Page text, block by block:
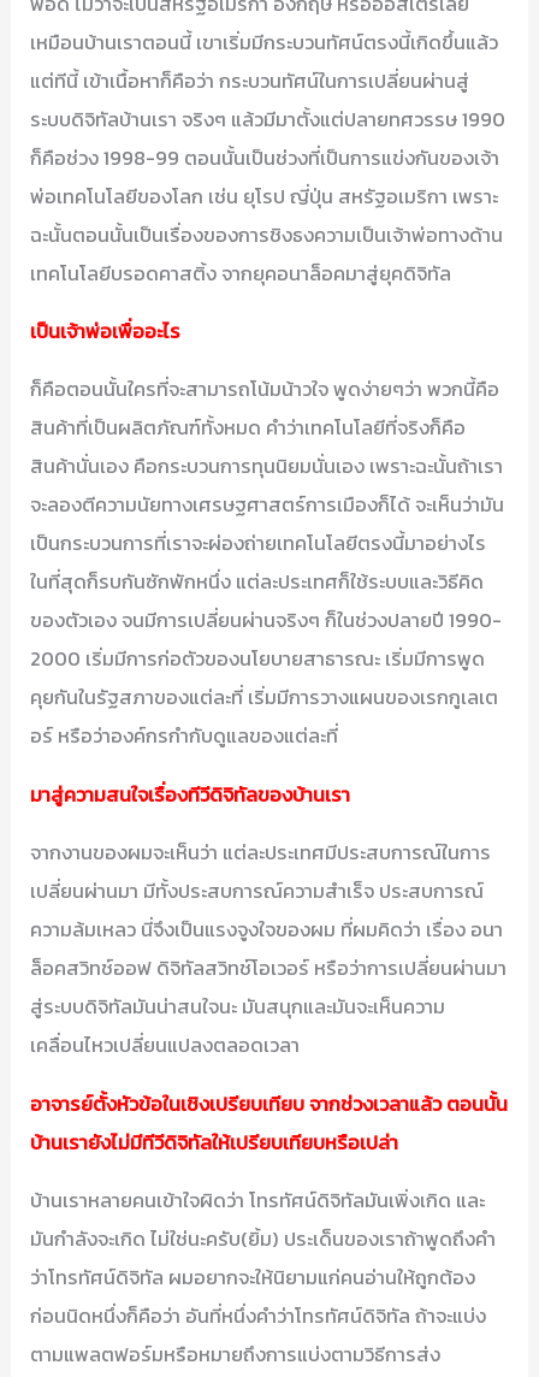
เหมือนบ้านเราตอนนี้ เขาเริ่มมีกระบวนทัศน์ตรงนี้เกิดขึ้นแล้ว
แต่ทีนี้ เข้าเนื้อหาก็คือว่า กระบวนทัศน์ในการเปลี่ยนผ่านสู่
ระบบดิจิทัลบ้านเรา จริงๆ แล้วมีมาตั้งแต่ปลายทศวรรษ 1990
ก็คือช่วง 1998-99 ตอนนั้นเป็นช่วงที่เป็นการแข่งกันของเจ้า
พ่อเทคโนโลยีของโลก เช่น ยุโรป ญี่ปุ่น สหรัฐอเมริกา เพราะ
ฉะนั้นตอนนั้นเป็นเรื่องของการชิงธงความเป็นเจ้าพ่อทางด้าน
เทคโนโลยีบรอดคาสติ้ง จากยุคอนาล็อคมาสู่ยุคดิจิทัล
เป็นเจ้าพ่อเพื่ออะไร
ก็คือตอนนั้นใครที่จะสามารถโน้มน้าวใจ พูดง่ายๆว่า พวกนี้คือ
สินค้าที่เป็นผลิตภัณฑ์ทั้งหมด คำว่าเทคโนโลยีที่จริงก็คือ
สินค้านั่นเอง คือกระบวนการทุนนิยมนั่นเอง เพราะฉะนั้นถ้าเรา
จะลองตีความนัยทางเศรษฐศาสตร์การเมืองก็ได้ จะเห็นว่ามัน
เป็นกระบวนการที่เราจะผ่องถ่ายเทคโนโลยีตรงนี้มาอย่างไร
ในที่สุดก็รบกันซักพักหนึ่ง แต่ละประเทศก็ใช้ระบบและวิธีคิด
ของตัวเอง จนมีการเปลี่ยนผ่านจริงๆ ก็ในช่วงปลายปี 1990-
2000 เริ่มมีการก่อตัวของนโยบายสาธารณะ เริ่มมีการพูด
คุยกันในรัฐสภาของแต่ละที่ เริ่มมีการวางแผนของเรกกูเลเต
อร์ หรือว่าองค์กรกำกับดูแลของแต่ละที่
มาสู่ความสนใจเรื่องทีวีดิจิทัลของบ้านเรา
จากงานของผมจะเห็นว่า แต่ละประเทศมีประสบการณ์ในการ
เปลี่ยนผ่านมา มีทั้งประสบการณ์ความสำเร็จ ประสบการณ์
ความล้มเหลว นี่จึงเป็นแรงจูงใจของผม ที่ผมคิดว่า เรื่อง อนา
ล็อคสวิทช์ออฟ ดิจิทัลสวิทช์โอเวอร์ หรือว่าการเปลี่ยนผ่านมา
สู่ระบบดิจิทัลมันน่าสนใจนะ มันสนุกและมันจะเห็นความ
เคลื่อนไหวเปลี่ยนแปลงตลอดเวลา
อาจารย์ตั้งหัวข้อในเชิงเปรียบเทียบ จากช่วงเวลาแล้ว ตอนนั้น
บ้านเรายังไม่มีทีวีดิจิทัลให้เปรียบเทียบหรือเปล่า
บ้านเราหลายคนเข้าใจผิดว่า โทรทัศน์ดิจิทัลมันเพิ่งเกิด และ
มันกำลังจะเกิด ไม่ใช่นะครับ(ยิ้ม) ประเด็นของเราถ้าพูดถึงคำ
ว่าโทรทัศน์ดิจิทัล ผมอยากจะให้นิยามแก่คนอ่านให้ถูกต้อง
ก่อนนิดหนึ่งก็คือว่า อันที่หนึ่งคำว่าโทรทัศน์ดิจิทัล ถ้าจะแบ่ง
ตามแพลตฟอร์มหรือหมายถึงการแบ่งตามวิธีการส่ง